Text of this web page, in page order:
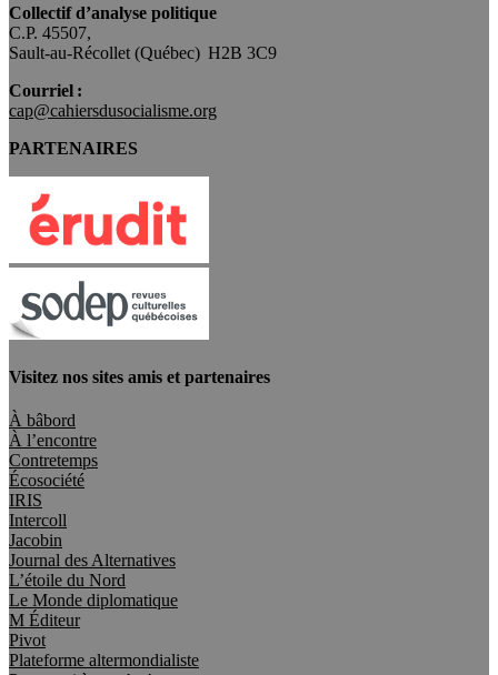
Collectif d’analyse politique
C.P. 45507,
Sault-au-Récollet (Québec) H2B 3C9
Courriel :
cap@cahiersdusocialisme.org
PARTENAIRES
Visitez nos sites amis et partenaires
À bâbord
À l’encontre
Contretemps
Écosociété
IRIS
Intercoll
Jacobin
Journal des Alternatives
L’étoile du Nord
Le Monde diplomatique
M Éditeur
Pivot
Plateforme altermondialiste